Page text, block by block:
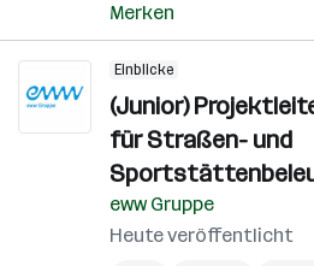
Merken
Einblicke
(Junior)
für Straßen- und
eww Gruppe
Heute veröffentlicht